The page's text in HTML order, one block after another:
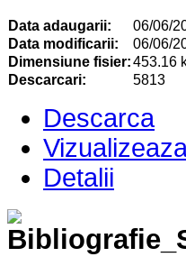
Data adaugarii:
06/06/
Data modificarii:
06/06/
Dimensiune fisier:453.16
Descarcari:
5813
Descarca
Detalii